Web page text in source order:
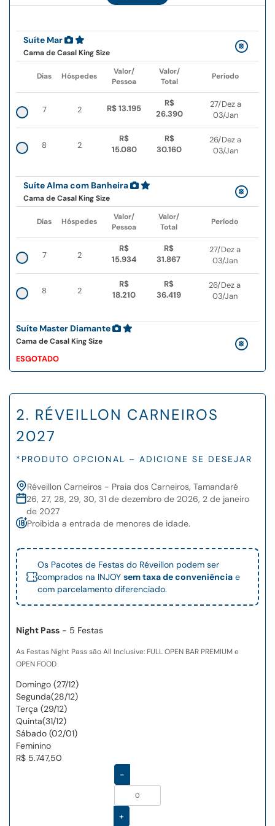
Suíte Mar
Cama de Casal King Size
Dias Hóspedes
Valor/
Pessoa
Valor/
Total
Período
7 2 R$ 13.195
R$
26.390
27/Dez a
03/Jan
8 2
R$
15.080
R$
30.160
26/Dez a
03/Jan
Suíte Alma com Banheira
Cama de Casal King Size
Dias Hóspedes
Valor/
Pessoa
Valor/
Total
Período
7 2
R$
15.934
R$
31.867
27/Dez a
03/Jan
8 2
R$
18.210
R$
36.419
26/Dez a
03/Jan
Suíte Master Diamante
Cama de Casal King Size
ESGOTADO
2. RÉVEILLON CARNEIROS
2027
*PRODUTO OPCIONAL – ADICIONE SE DESEJAR
Réveillon Carneiros - Praia dos Carneiros, Tamandaré
26, 27, 28, 29, 30, 31 de dezembro de 2026, 2 de janeiro
de 2027
Proibida a entrada de menores de idade.
Os Pacotes de Festas do Réveillon podem ser
comprados na INJOY sem taxa de conveniência e
com parcelamento diferenciado.
Night Pass - 5 Festas
As Festas Night Pass são All Inclusive: FULL OPEN BAR PREMIUM e
OPEN FOOD
Domingo (27/12)
Segunda(28/12)
Terça (29/12)
Quinta(31/12)
Sábado (02/01)
Feminino
R$ 5.747,50
-
+